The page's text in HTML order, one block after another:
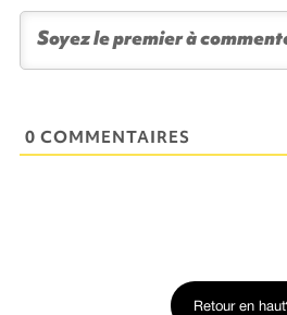
0 COMMENTAIRES
Retour en haut